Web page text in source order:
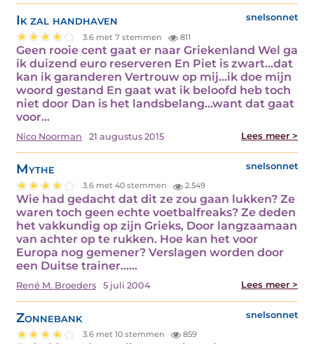
Ik zal handhaven snelsonnet
3.6 met 7 stemmen 811
Geen rooie cent gaat er naar Griekenland Wel ga
ik duizend euro reserveren En Piet is zwart...dat
kan ik garanderen Vertrouw op mij...ik doe mijn
woord gestand En gaat wat ik beloofd heb toch
niet door Dan is het landsbelang...want dat gaat
voor…
Nico Noorman 21 augustus 2015 Lees meer >
Mythe snelsonnet
3.6 met 40 stemmen 2.549
Wie had gedacht dat dit ze zou gaan lukken? Ze
waren toch geen echte voetbalfreaks? Ze deden
het vakkundig op zijn Grieks, Door langzaamaan
van achter op te rukken. Hoe kan het voor
Europa nog gemener? Verslagen worden door
een Duitse trainer...…
René M. Broeders 5 juli 2004 Lees meer >
Zonnebank snelsonnet
3.6 met 10 stemmen 859